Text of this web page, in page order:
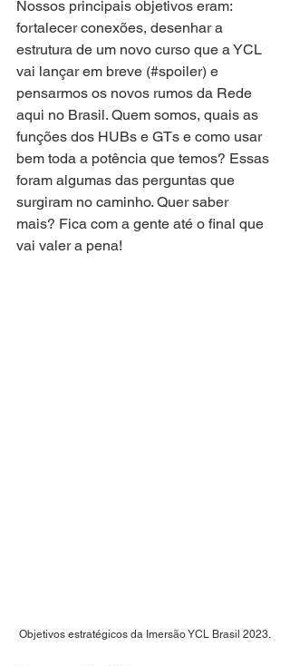
Nossos principais objetivos eram:
fortalecer conexões, desenhar a
estrutura de um novo curso que a YCL
vai lançar em breve (#spoiler) e
pensarmos os novos rumos da Rede
aqui no Brasil. Quem somos, quais as
funções dos HUBs e GTs e como usar
bem toda a potência que temos? Essas
foram algumas das perguntas que
surgiram no caminho. Quer saber
mais? Fica com a gente até o final que
vai valer a pena!
Objetivos estratégicos da Imersão YCL Brasil 2023.